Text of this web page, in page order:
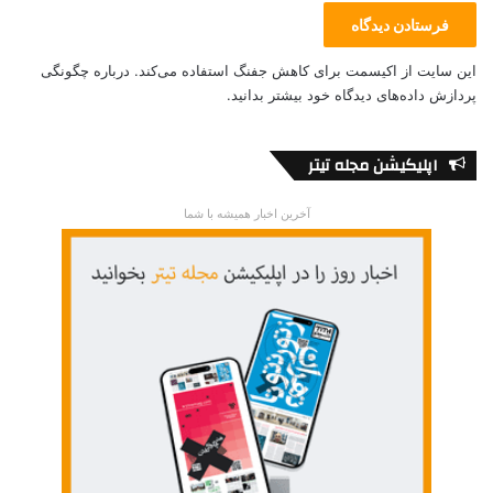
BUY TICKETS
Weird: The Witches of Macbeth
Fringe 2016
A blend of aerial arts, stage combat and an original script,
WEIRD focuses on the Three Sisters, caught between the
bloody business of Macbeth’s tragedy and their own
این سایت از اکیسمت برای کاهش جفنگ استفاده می‌کند. درباره چگونگی
پردازش داده‌های دیدگاه خود بیشتر بدانید.
اپلیکیشن مجله تیتر
آخرین اخبار همیشه با شما